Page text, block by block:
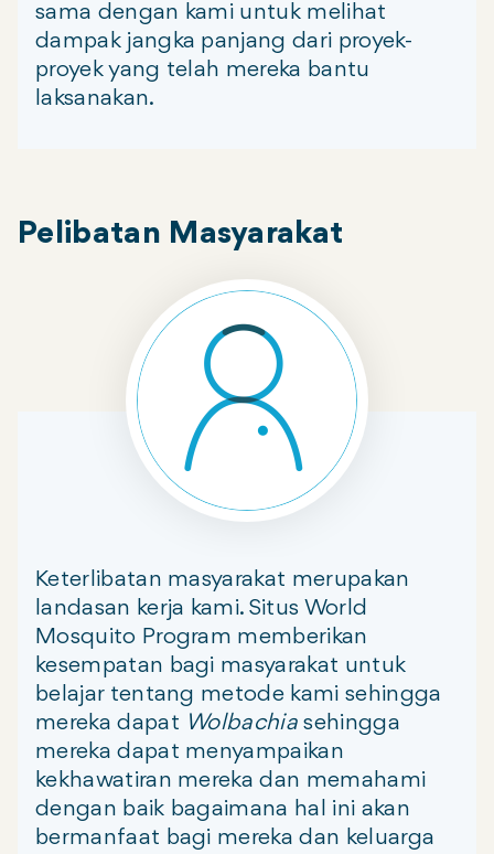
sama dengan kami untuk melihat
dampak jangka panjang dari proyek-
proyek yang telah mereka bantu
laksanakan.
Pelibatan Masyarakat
Keterlibatan masyarakat merupakan
landasan kerja kami. Situs World
Mosquito Program memberikan
kesempatan bagi masyarakat untuk
belajar tentang metode kami sehingga
mereka dapat Wolbachiasehingga
mereka dapat menyampaikan
kekhawatiran mereka dan memahami
dengan baik bagaimana hal ini akan
bermanfaat bagi mereka dan keluarga